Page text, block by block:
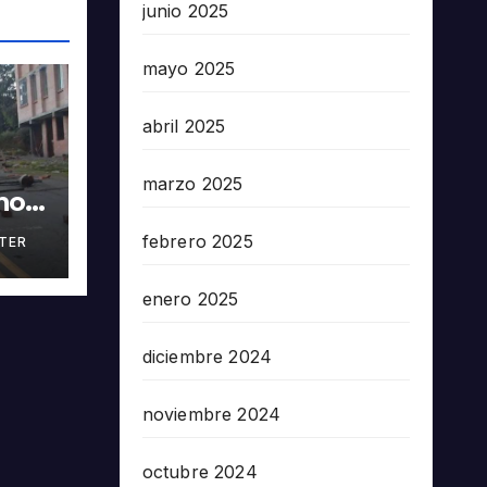
junio 2025
mayo 2025
abril 2025
marzo 2025
febrero 2025
enero 2025
diciembre 2024
noviembre 2024
octubre 2024